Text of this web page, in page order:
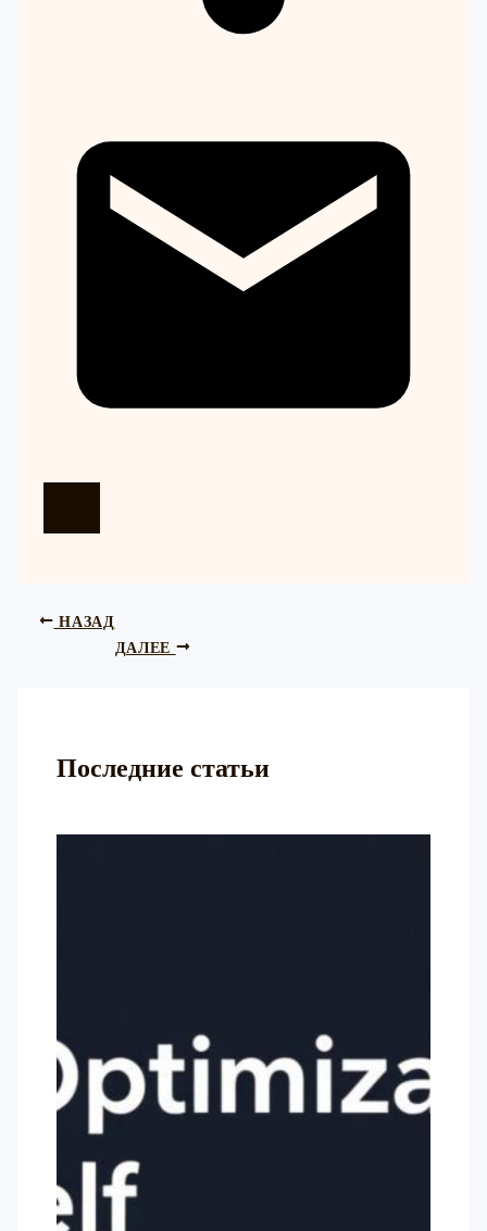
НАЗАД
ДАЛЕЕ
Последние статьи